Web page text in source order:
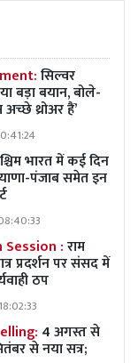
सिल्वर
बड़ा बयान, बोले-
अच्छे थ्रोअर हैं’
भारत में कई दिन
पंजाब समेत इन
:राम
प्रदर्शन पर संसद में
ठप
4 अगस्त से
से नया सत्र;